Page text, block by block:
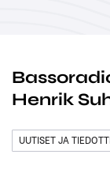
Henrik
UUTISET JA